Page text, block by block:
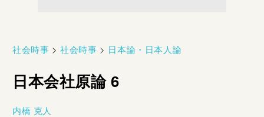
社会時事 >社会時事 > 日本論・日本人論
日本会社原論 6
内橋 克人